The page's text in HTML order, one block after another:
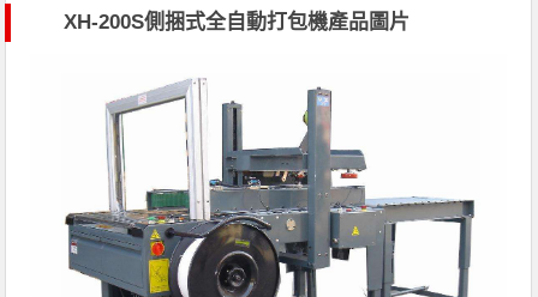
XH-200S側捆式全自動打包機產品圖片